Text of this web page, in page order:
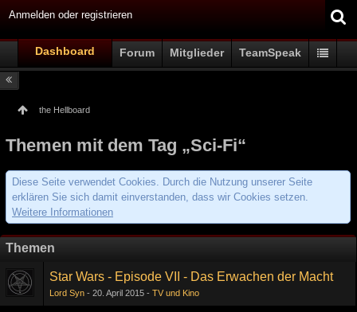
Anmelden oder registrieren
Dashboard Forum Mitglieder TeamSpeak
the Hellboard
Themen mit dem Tag „Sci-Fi“
Diese Seite verwendet Cookies. Durch die Nutzung unserer Seite
erklären Sie sich damit einverstanden, dass wir Cookies setzen.
Weitere Informationen
Themen
Star Wars - Episode VII - Das Erwachen der Macht
Lord Syn 20. April 2015 TV und Kino